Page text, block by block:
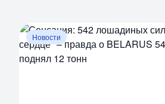
Новости